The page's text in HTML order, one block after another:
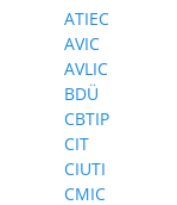
ATIEC
AVIC
AVLIC
BDÜ
CBTIP
CIT
CIUTI
CMIC